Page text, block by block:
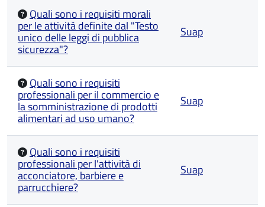
Quali sono i requisiti morali
per le attività definite dal "Testo
unico delle leggi di pubblica
sicurezza"?
Suap
Quali sono i requisiti
professionali per il commercio e
la somministrazione di prodotti
alimentari ad uso umano?
Suap
Quali sono i requisiti
professionali per l'attività di
acconciatore, barbiere e
parrucchiere?
Suap